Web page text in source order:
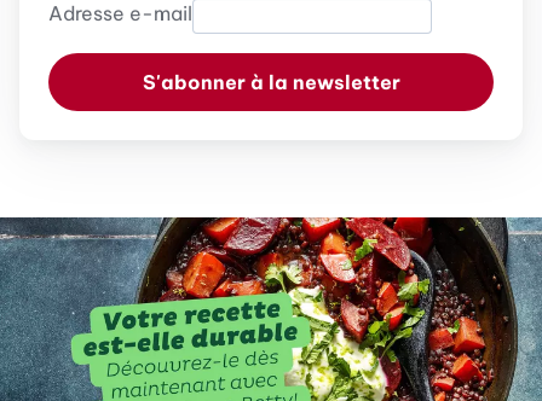
Adresse e-mail
S'abonner à la newsletter